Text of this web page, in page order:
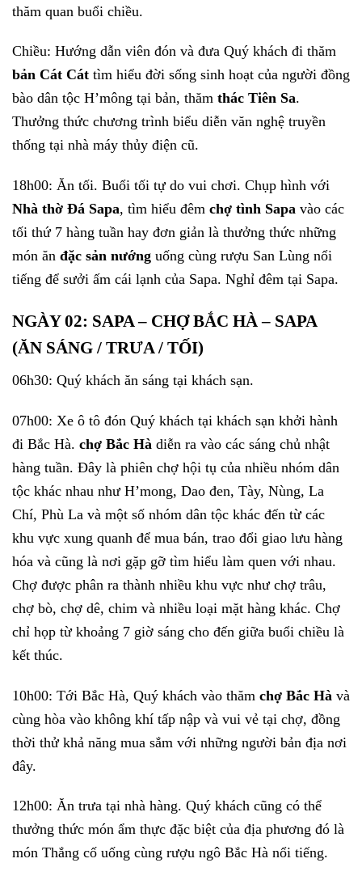
thăm quan buổi chiều.
Chiều: Hướng dẫn viên đón và đưa Quý khách đi thăm
bản Cát Cát tìm hiểu đời sống sinh hoạt của người đồng
bào dân tộc H’mông tại bản, thăm thác Tiên Sa.
Thưởng thức chương trình biểu diễn văn nghệ truyền
thống tại nhà máy thủy điện cũ.
18h00: Ăn tối. Buổi tối tự do vui chơi. Chụp hình với
Nhà thờ Đá Sapa, tìm hiểu đêm chợ tình Sapa vào các
tối thứ 7 hàng tuần hay đơn giản là thưởng thức những
món ăn đặc sản nướng uống cùng rượu San Lùng nổi
tiếng để sưởi ấm cái lạnh của Sapa. Nghỉ đêm tại Sapa.
NGÀY 02: SAPA – CHỢ BẮC HÀ – SAPA
(ĂN SÁNG / TRƯA / TỐI)
06h30: Quý khách ăn sáng tại khách sạn.
07h00: Xe ô tô đón Quý khách tại khách sạn khởi hành
đi Bắc Hà. chợ Bắc Hà diễn ra vào các sáng chủ nhật
hàng tuần. Đây là phiên chợ hội tụ của nhiều nhóm dân
tộc khác nhau như H’mong, Dao đen, Tày, Nùng, La
Chí, Phù La và một số nhóm dân tộc khác đến từ các
khu vực xung quanh để mua bán, trao đổi giao lưu hàng
hóa và cũng là nơi gặp gỡ tìm hiểu làm quen với nhau.
Chợ được phân ra thành nhiều khu vực như chợ trâu,
chợ bò, chợ dê, chim và nhiều loại mặt hàng khác. Chợ
chỉ họp từ khoảng 7 giờ sáng cho đến giữa buổi chiều là
kết thúc.
10h00: Tới Bắc Hà, Quý khách vào thăm chợ Bắc Hà và
cùng hòa vào không khí tấp nập và vui vẻ tại chợ, đồng
thời thử khả năng mua sắm với những người bản địa nơi
đây.
12h00: Ăn trưa tại nhà hàng. Quý khách cũng có thể
thưởng thức món ẩm thực đặc biệt của địa phương đó là
món Thắng cố uống cùng rượu ngô Bắc Hà nổi tiếng.